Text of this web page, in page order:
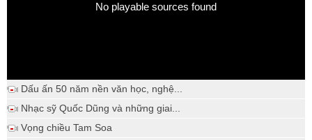
No playable sources found
Dấu ấn 50 năm nền văn học, nghệ...
Nhạc sỹ Quốc Dũng và những giai...
Vọng chiều Tam Soa